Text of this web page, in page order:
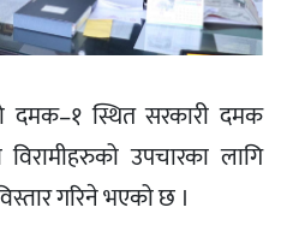
दमक–१ स्थित सरकारी दमक
उपचारका लागि
गरिने भएको छ ।